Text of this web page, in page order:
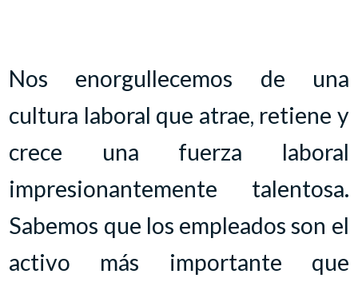
Nos enorgullecemos de una
cultura laboral que atrae, retiene y
crece una fuerza laboral
impresionantemente talentosa.
Sabemos que los empleados son el
activo más importante que